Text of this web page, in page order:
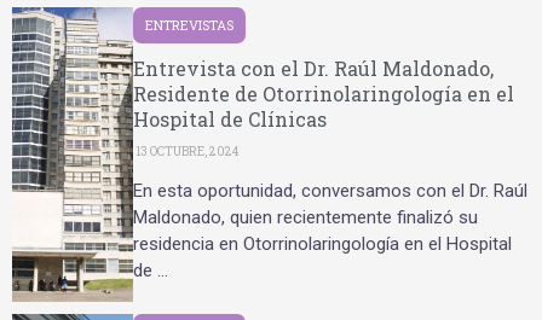
ENTREVISTAS
Entrevista con el Dr. Raúl Maldonado,
Residente de Otorrinolaringología en el
Hospital de Clínicas
13 OCTUBRE, 2024
En esta oportunidad, conversamos con el Dr. Raúl
Maldonado, quien recientemente finalizó su
residencia en Otorrinolaringología en el Hospital
de …